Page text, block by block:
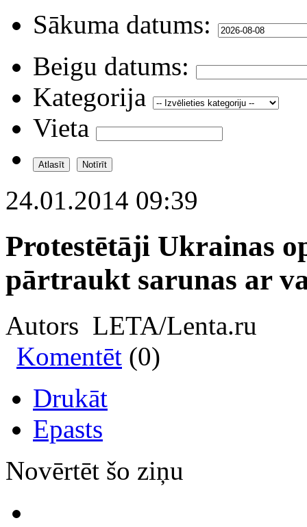
Sākuma datums:
Beigu datums:
Kategorija
Vieta
24.01.2014 09:39
Protestētāji Ukrainas
pārtraukt sarunas ar
Autors LETA/Lenta.ru
Komentēt (0)
Drukāt
Epasts
Novērtēt šo ziņu